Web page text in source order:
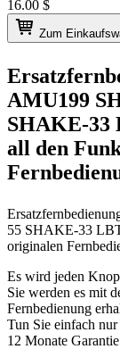
16.00 $
Zum
AMU199
SHAKE-33
all den
55 SHAKE-33
originalen
Es wird jeden
Sie werden es mit
Fernbedienung
Tun Sie einfach
12 Monate